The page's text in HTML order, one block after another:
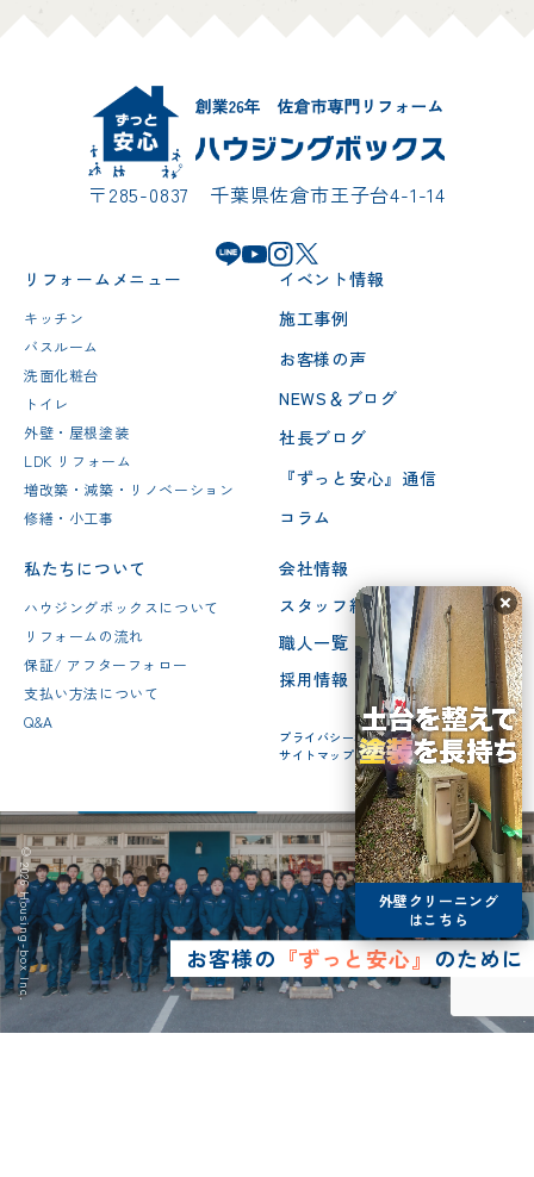
〒285-0837 千葉県佐倉市王子台4-1-14
リフォームメニュー
キッチン
バスルーム
洗面化粧台
トイレ
外壁・屋根塗装
LDK リフォーム
増改築・減築・リノベーション
修繕・小工事
イベント情報
施工事例
お客様の声
NEWS＆ブログ
社長ブログ
『ずっと安心』通信
コラム
私たちについて
ハウジングボックスについて
リフォームの流れ
保証/ アフターフォロー
支払い方法について
Q&A
会社情報
スタッフ紹介
職人一覧
採用情報
プライバシーポリシー
サイトマップ
お客様の 『ずっと安心』のために
© 2026 Housing-box Inc.
外壁クリーニング
はこちら